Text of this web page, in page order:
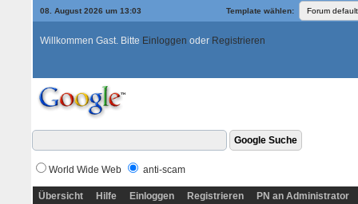
08. August 2026 um 13:03 Template wählen:
Willkommen Gast. Bitte Einloggen oder Registrieren
World Wide Web anti-scam
Übersicht Hilfe Einloggen Registrieren PN an Administrator